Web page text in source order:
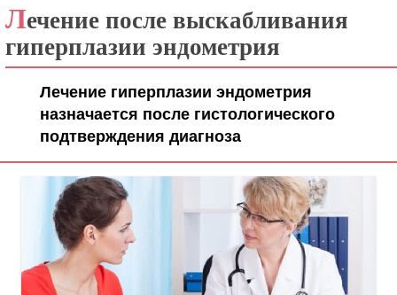
Лечение после выскабливания
гиперплазии эндометрия
Лечение гиперплазии эндометрия
назначается после гистологического
подтверждения диагноза